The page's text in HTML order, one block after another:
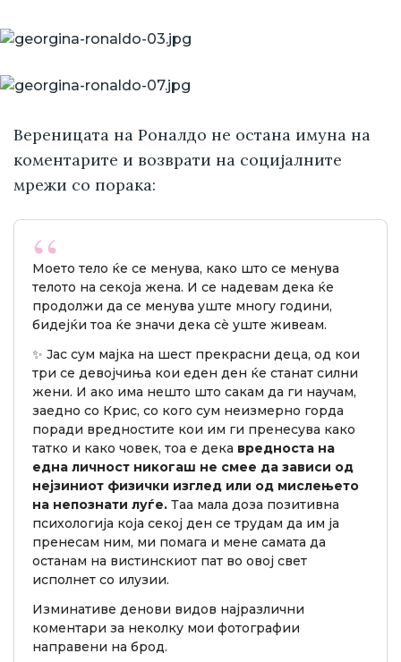
Вереницата на Роналдо не остана имуна на
коментарите и возврати на социјалните
мрежи со порака:
Моето тело ќе се менува, како што се менува
телото на секоја жена. И се надевам дека ќе
продолжи да се менува уште многу години,
бидејќи тоа ќе значи дека сè уште живеам.
✨ Јас сум мајка на шест прекрасни деца, од кои
три се девојчиња кои еден ден ќе станат силни
жени. И ако има нешто што сакам да ги научам,
заедно со Крис, со кого сум неизмерно горда
поради вредностите кои им ги пренесува како
татко и како човек, тоа е дека вредноста на
една личност никогаш не смее да зависи од
нејзиниот физички изглед или од мислењето
на непознати луѓе. Таа мала доза позитивна
психологија која секој ден се трудам да им ја
пренесам ним, ми помага и мене самата да
останам на вистинскиот пат во овој свет
исполнет со илузии.
Изминативе денови видов најразлични
коментари за неколку мои фотографии
направени на брод.